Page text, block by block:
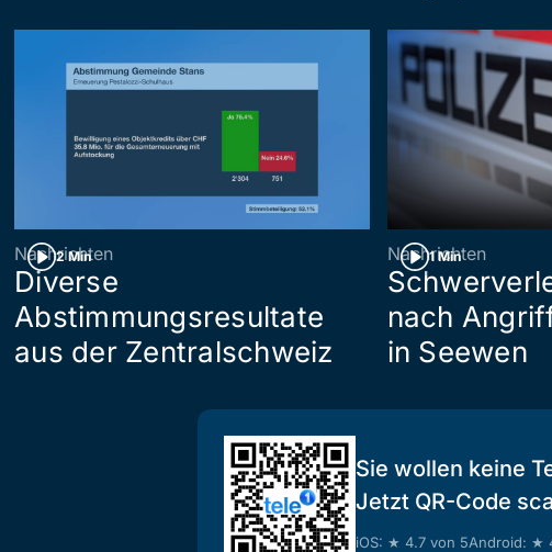
2 Min
Nachrichten
Diverse
Abstimmungsresultate
aus der Zentralschweiz
1 Min
Nachrichten
nach
in Seewen
Sie wollen keine
Jetzt QR-Code
iOS: ★ 4.7 von 5Android: ★